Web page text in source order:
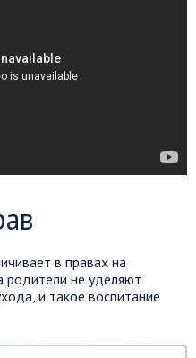
в правах на
родители не уделяют
и такое воспитание